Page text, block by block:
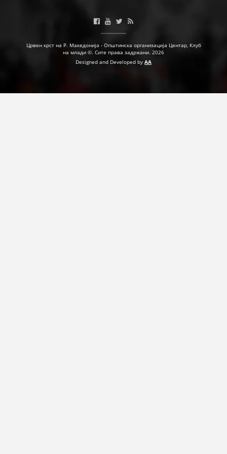
ПРИРАЧНИЦИ
Црвен крст на Р. Македонија - Општинска организација Центар, Клуб
на млади ©. Сите права задржани. 2026
Designed and Developed by AA